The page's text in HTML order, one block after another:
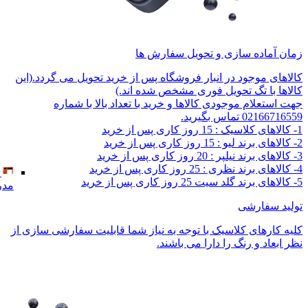
زمان آماده سازی و تحویل سفارش ها
کالاهای موجود در انبار فروشگاه پس از خرید تحویل می گردد.(این
کالاها با تگ تحویل فوری مشخص شده اند.)
جهت استعلام موجودی کالاها و خرید با تعداد بالا با شماره
02166716559 تماس بگیرید.
1- کالاهای کلاسیک : 15 روز کاری پس از خرید
2- کالاهای برند لیو : 15 روز کاری پس از خرید
3- کالاهای برند نیلپر : 20 روز کاری پس از خرید
4- کالاهای برند نظری : 25 روز کاری پس از خرید
5- کالاهای برند گلد سیت 25 روز کاری پس از خرید
تولید سفارشی
کلیه کارهای کلاسیک با توجه به نیاز شما قابلیت سفارشی سازی از
نظر ابعاد و رنگ را دارا می باشند.